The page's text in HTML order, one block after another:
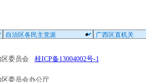
区委员会 桂ICP备13004002号-1
委员会办公厅